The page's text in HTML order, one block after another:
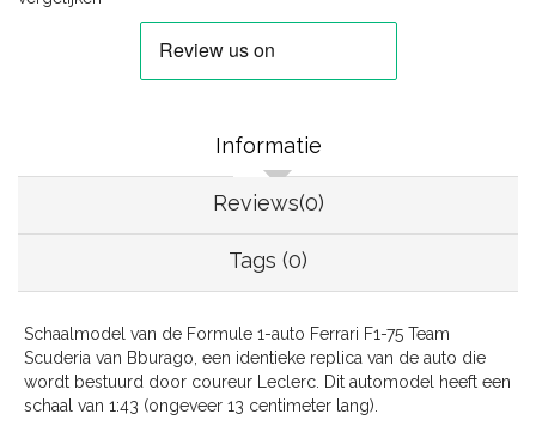
Informatie
Reviews(0)
Tags (0)
Schaalmodel van de Formule 1-auto Ferrari F1-75 Team
Scuderia van Bburago, een identieke replica van de auto die
wordt bestuurd door coureur Leclerc. Dit automodel heeft een
schaal van 1:43 (ongeveer 13 centimeter lang).